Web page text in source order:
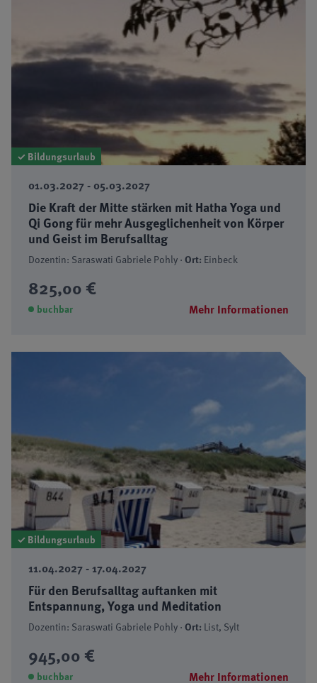
✓ Bildungsurlaub
01.03.2027 - 05.03.2027
Die Kraft der Mitte stärken mit Hatha Yoga und
Qi Gong für mehr Ausgeglichenheit von Körper
und Geist im Berufsalltag
Dozentin: Saraswati Gabriele Pohly ·Ort: Einbeck
825,00 €
buchbar Mehr Informationen
✓ Bildungsurlaub
11.04.2027 - 17.04.2027
Für den Berufsalltag auftanken mit
Entspannung, Yoga und Meditation
Dozentin: Saraswati Gabriele Pohly ·Ort: List, Sylt
945,00 €
buchbar Mehr Informationen